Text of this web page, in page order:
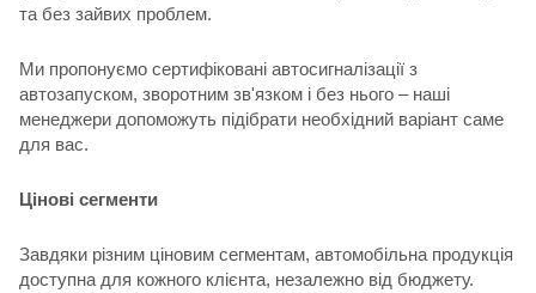
та без зайвих проблем.
Ми пропонуємо сертифіковані автосигналізації з
автозапуском, зворотним зв'язком і без нього – наші
менеджери допоможуть підібрати необхідний варіант саме
для вас.
Цінові сегменти
Завдяки різним ціновим сегментам, автомобільна продукція
доступна для кожного клієнта, незалежно від бюджету.